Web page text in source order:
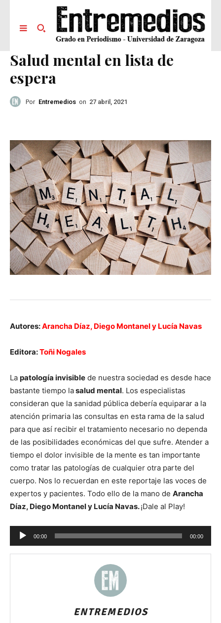
Salud mental en lista de
espera
Por Entremedios on 27 abril, 2021
Autores:Arancha Díaz, Diego Montanel y Lucía Navas
Editora:Toñi Nogales
La patología invisible de nuestra sociedad es desde hace
bastante tiempo lasalud mental. Los especialistas
consideran que la sanidad pública debería equiparar a la
atención primaria las consultas en esta rama de la salud
para que así recibir el tratamiento necesario no dependa
de las posibilidades económicas del que sufre. Atender a
tiempo el dolor invisible de la mente es tan importante
como tratar las patologías de cualquier otra parte del
cuerpo. Nos lo recuerdan en este reportaje las voces de
expertos y pacientes. Todo ello de la mano de Arancha
Díaz, Diego Montanel y Lucía Navas.¡Dale al Play!
Reproductor
de
00:00 00:00
ENTREMEDIOS